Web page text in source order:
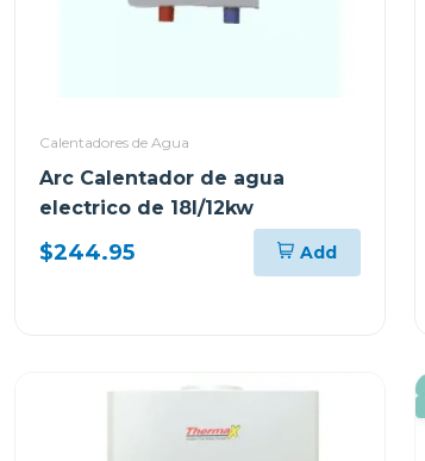
Calentadores de Agua
Arc Calentador de agua
electrico de 18l/12kw
$244.95 Add